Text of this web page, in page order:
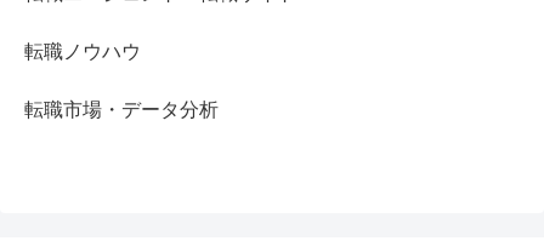
転職ノウハウ
転職市場・データ分析